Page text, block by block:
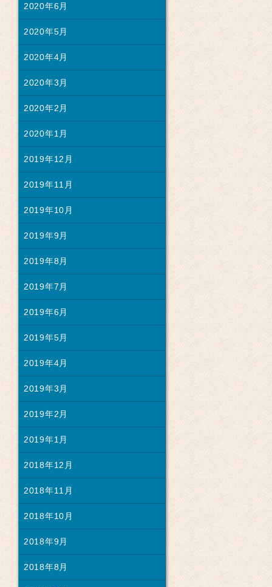
2020年6月
2020年5月
2020年4月
2020年3月
2020年2月
2020年1月
2019年12月
2019年11月
2019年10月
2019年9月
2019年8月
2019年7月
2019年6月
2019年5月
2019年4月
2019年3月
2019年2月
2019年1月
2018年12月
2018年11月
2018年10月
2018年9月
2018年8月